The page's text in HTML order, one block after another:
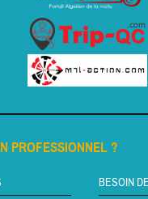
PROFESSIONNEL ?
BESOIN